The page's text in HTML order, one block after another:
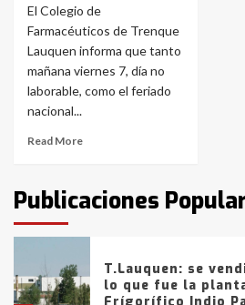
El Colegio de
Farmacéuticos de Trenque
Lauquen informa que tanto
mañana viernes 7, día no
laborable, como el feriado
nacional...
Read More
Publicaciones
5
6
La Bolsa de
Blanca anticipa
con lluvias y
fueron detenidos
comercialización
tarde del sábado
T.Lauquen: se
lo que fue la
Frígorífico Indio